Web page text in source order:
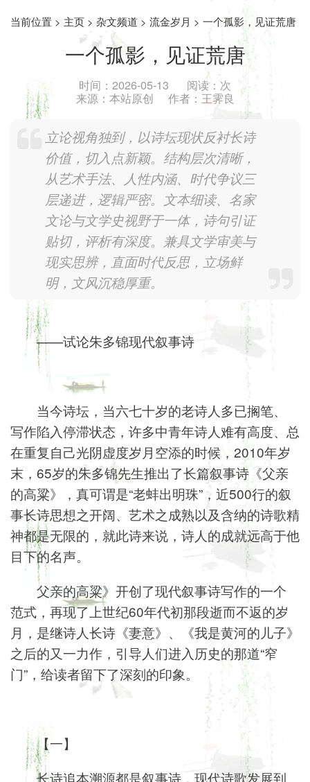
当前位置 > 主页 > 杂文频道 > 流金岁月 > 一个孤影，见证荒唐
一个孤影，见证荒唐
时间： 2026-05-13 阅读： 次
来源： 本站原创 作者： 王霁良
立论视角独到，以诗坛现状反衬长诗
价值，切入点新颖。结构层次清晰，
从艺术手法、人性内涵、时代争议三
层递进，逻辑严密。文本细读、名家
文论与文学史视野于一体，诗句引证
贴切，评析有深度。兼具文学审美与
现实思辨，直面时代反思，立场鲜
明，文风沉稳厚重。
——试论朱多锦现代叙事诗
当今诗坛，当六七十岁的老诗人多已搁笔、
写作陷入停滞状态，许多中青年诗人难有高度、总
在重复自己光阴虚度岁月空添的时候，2010年岁
末，65岁的朱多锦先生推出了长篇叙事诗《父亲
的高粱》，真可谓是“老蚌出明珠”，近500行的叙
事长诗思想之开阔、艺术之成熟以及含纳的诗歌精
神都是无限的，就此诗来说，诗人的成就远高于他
目下的名声。
父亲的高粱》开创了现代叙事诗写作的一个
范式，再现了上世纪60年代初那段逝而不返的岁
月，是继诗人长诗《妻意》、《我是黄河的儿子》
之后的又一力作，引导人们进入历史的那道“窄
门”，给读者留下了深刻的印象。
【一】
长诗追本溯源都是叙事诗，现代诗歌发展到